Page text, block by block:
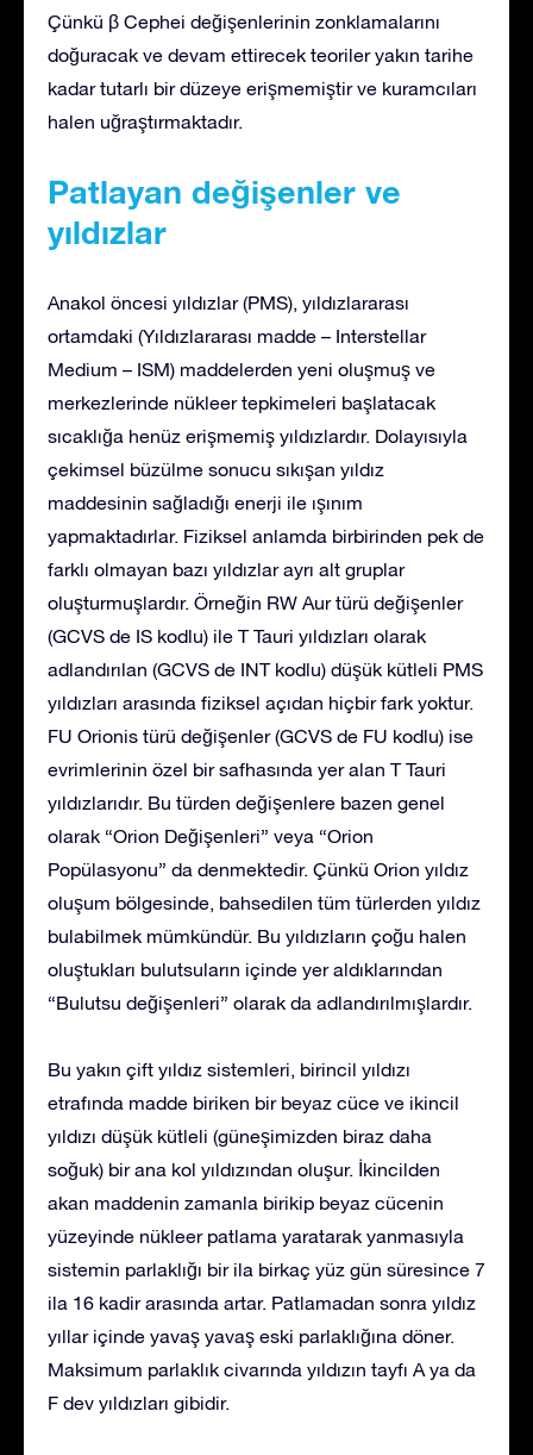
Çünkü β Cephei değişenlerinin zonklamalarını
doğuracak ve devam ettirecek teoriler yakın tarihe
kadar tutarlı bir düzeye erişmemiştir ve kuramcıları
halen uğraştırmaktadır.
Patlayan değişenler ve
yıldızlar
Anakol öncesi yıldızlar (PMS), yıldızlararası
ortamdaki (Yıldızlararası madde – Interstellar
Medium – ISM) maddelerden yeni oluşmuş ve
merkezlerinde nükleer tepkimeleri başlatacak
sıcaklığa henüz erişmemiş yıldızlardır. Dolayısıyla
çekimsel büzülme sonucu sıkışan yıldız
maddesinin sağladığı enerji ile ışınım
yapmaktadırlar. Fiziksel anlamda birbirinden pek de
farklı olmayan bazı yıldızlar ayrı alt gruplar
oluşturmuşlardır. Örneğin RW Aur türü değişenler
(GCVS de IS kodlu) ile T Tauri yıldızları olarak
adlandırılan (GCVS de INT kodlu) düşük kütleli PMS
yıldızları arasında fiziksel açıdan hiçbir fark yoktur.
FU Orionis türü değişenler (GCVS de FU kodlu) ise
evrimlerinin özel bir safhasında yer alan T Tauri
yıldızlarıdır. Bu türden değişenlere bazen genel
olarak “Orion Değişenleri” veya “Orion
Popülasyonu” da denmektedir. Çünkü Orion yıldız
oluşum bölgesinde, bahsedilen tüm türlerden yıldız
bulabilmek mümkündür. Bu yıldızların çoğu halen
oluştukları bulutsuların içinde yer aldıklarından
“Bulutsu değişenleri” olarak da adlandırılmışlardır.
Bu yakın çift yıldız sistemleri, birincil yıldızı
etrafında madde biriken bir beyaz cüce ve ikincil
yıldızı düşük kütleli (güneşimizden biraz daha
soğuk) bir ana kol yıldızından oluşur. İkincilden
akan maddenin zamanla birikip beyaz cücenin
yüzeyinde nükleer patlama yaratarak yanmasıyla
sistemin parlaklığı bir ila birkaç yüz gün süresince 7
ila 16 kadir arasında artar. Patlamadan sonra yıldız
yıllar içinde yavaş yavaş eski parlaklığına döner.
Maksimum parlaklık civarında yıldızın tayfı A ya da
F dev yıldızları gibidir.